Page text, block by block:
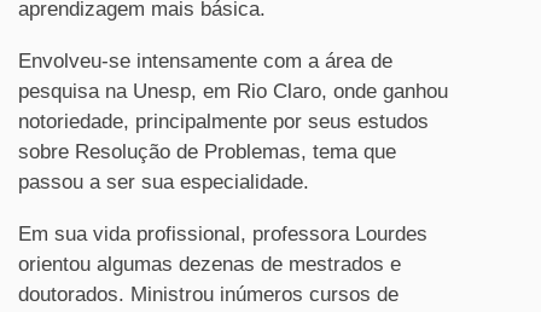
aprendizagem mais básica.
Envolveu-se intensamente com a área de
pesquisa na Unesp, em Rio Claro, onde ganhou
notoriedade, principalmente por seus estudos
sobre Resolução de Problemas, tema que
passou a ser sua especialidade.
Em sua vida profissional, professora Lourdes
orientou algumas dezenas de mestrados e
doutorados. Ministrou inúmeros cursos de